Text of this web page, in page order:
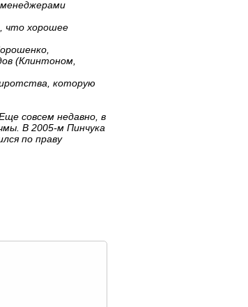
что хорошее
(Клинтоном,
которую
совсем недавно, в
В 2005-м Пинчука
по праву